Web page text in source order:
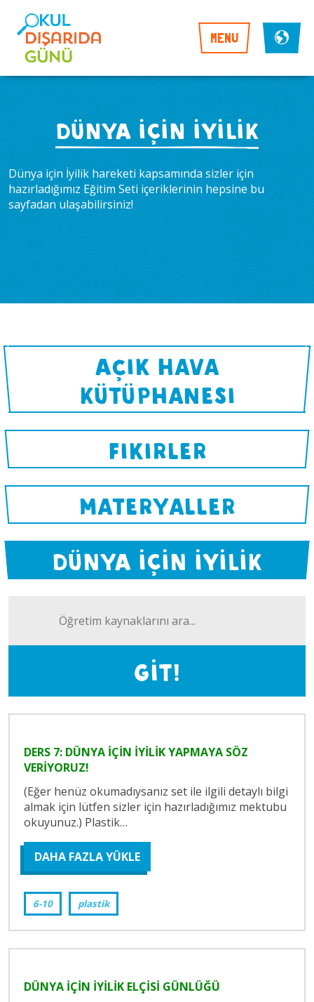
MENU
DÜNYA İÇİN İYİLİK
Dünya için İyilik hareketi kapsamında sizler için
hazırladığımız Eğitim Seti içeriklerinin hepsine bu
sayfadan ulaşabilirsiniz!
Açık Hava
Kütüphanesi
Fikirler
Materyaller
DÜNYA İÇİN İYİLİK
DERS 7: DÜNYA İÇİN İYİLİK YAPMAYA SÖZ
VERİYORUZ!
(Eğer henüz okumadıysanız set ile ilgili detaylı bilgi
almak için lütfen sizler için hazırladığımız mektubu
okuyunuz.) Plastik…
DAHA FAZLA YÜKLE
6-10 plastik
DÜNYA İÇİN İYİLİK ELÇİSİ GÜNLÜĞÜ